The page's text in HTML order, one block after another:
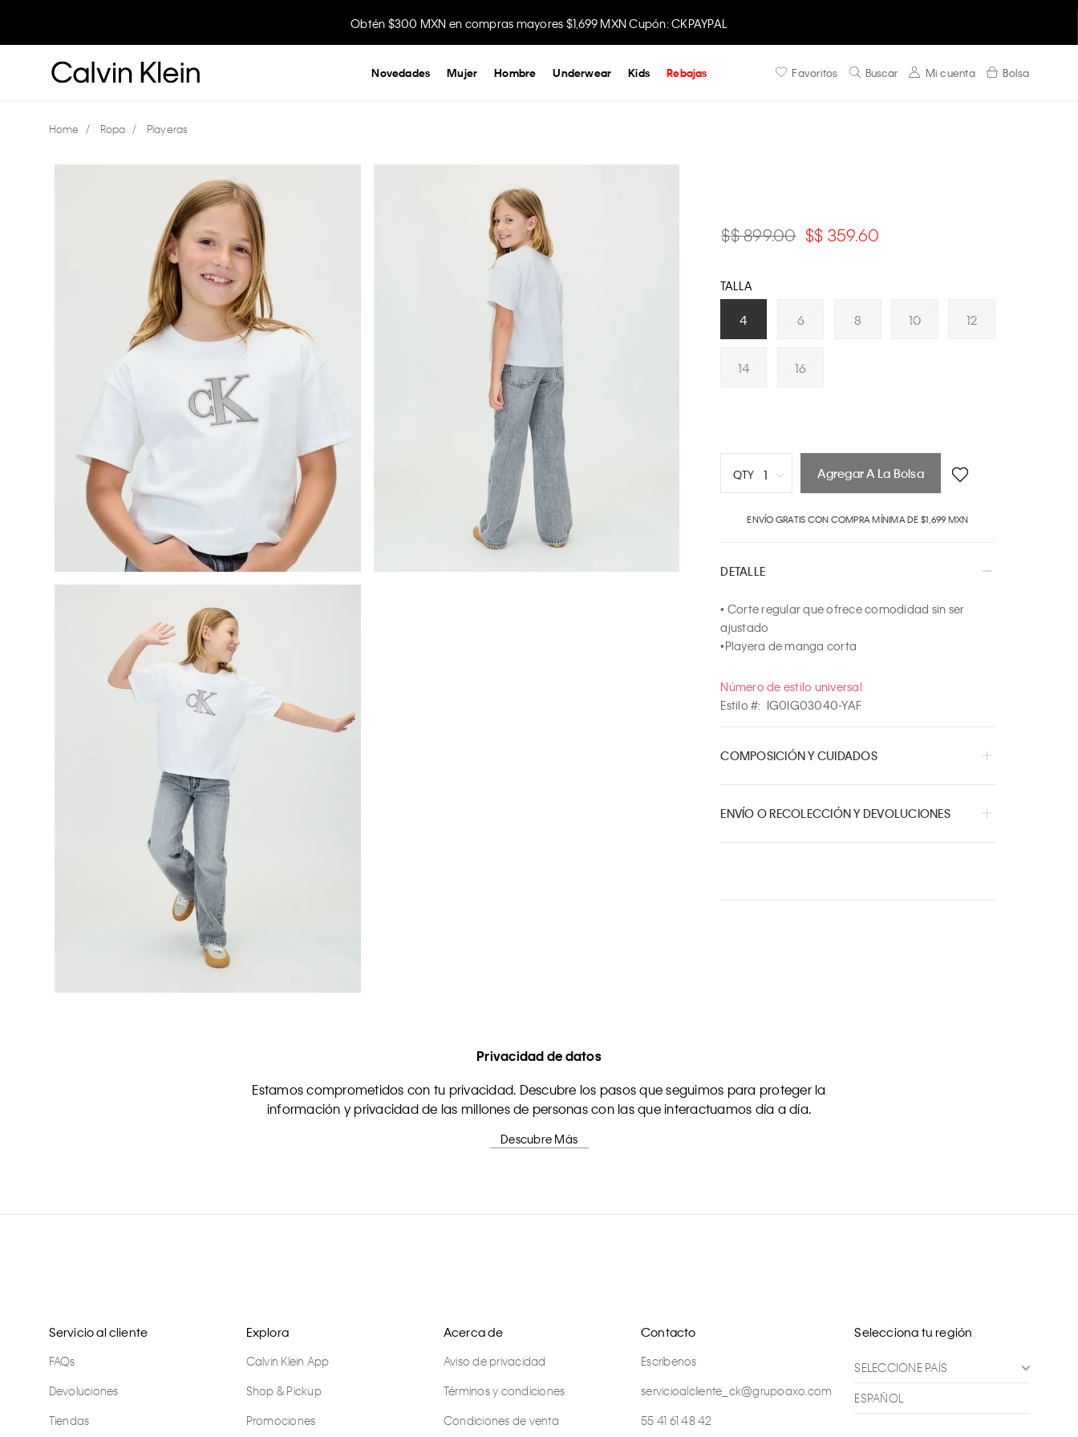
Obtén $300 MXN en compras mayores $1,699 MXN Cupón: CKPAYPAL
Favoritos Buscar Mi cuenta Bolsa
Novedades Mujer Hombre Underwear Kids Rebajas
Ropa Playeras
$ 899.00 $ 359.60
TALLA
4 6 8 10 12
14 16
QTY 1
6
7
8
10
Agregar A La Bolsa
ENVÍO GRATIS CON COMPRA MÍNIMA DE $1,699 MXN
DETALLE
• Corte regular que ofrece comodidad sin ser
ajustado
•Playera de manga corta
Número de estilo universal
Estilo #: IG0IG03040-YAF
COMPOSICIÓN Y CUIDADOS
ENVÍO O RECOLECCIÓN Y DEVOLUCIONES
Privacidad de datos
Estamos comprometidos con tu privacidad. Descubre los pasos que seguimos para proteger la
información y privacidad de las millones de personas con las que interactuamos día a día.
Descubre Más
Servicio al cliente
FAQs
Devoluciones
Tiendas
Explora
Calvin Klein App
Shop & Pickup
Promociones
Acerca de
Aviso de privacidad
Términos y condiciones
Condiciones de venta
Contacto
Escríbenos
servicioalcliente_ck@grupoaxo.com
55 41 61 48 42
Selecciona tu región
SELECCIONE PAÍS
ESPAÑOL